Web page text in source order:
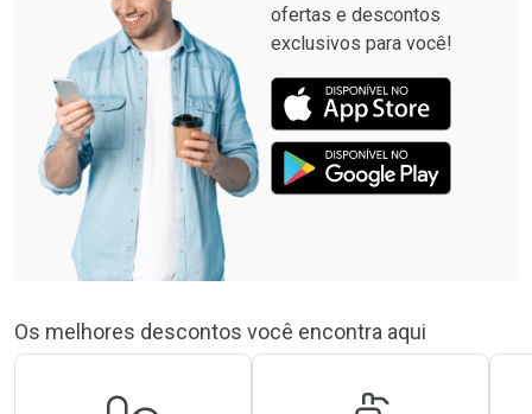
ofertas e descontos
exclusivos para você!
Os melhores descontos você encontra aqui